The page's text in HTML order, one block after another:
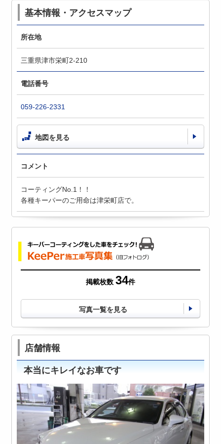
基本情報・アクセスマップ
所在地
三重県津市栄町2-210
電話番号
059-226-2331
地図を見る
コメント
コーティングNo.1！！
各種キーパーのご用命は津栄町店で。
掲載枚数 34件
写真一覧を見る
店舗情報
本当にキレイなお車です